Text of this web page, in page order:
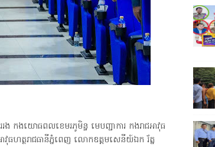
កងយោធពលខេមរភូមិន្ទ មេបញ្ជាការ កងរាជអាវុធ
វុធហត្ថរាជធានីភ្នំពេញ លោកឧត្តមសេនីយ៍ឯក រ័ត្ន